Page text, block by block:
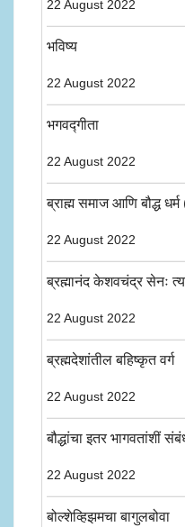
22 August 2022
भविष्य
22 August 2022
भगवद्गीता
22 August 2022
ब्राह्म समाज आणि बौद्ध
22 August 2022
ब्रह्मानंद केशवचंद्र सेनः
22 August 2022
ब्रह्मदेशांतील बहिष्कृत वर्ग
22 August 2022
बौद्धांचा इतर भागवतांशीं
22 August 2022
बोल्शेव्हिझमचा बागुलबोवा